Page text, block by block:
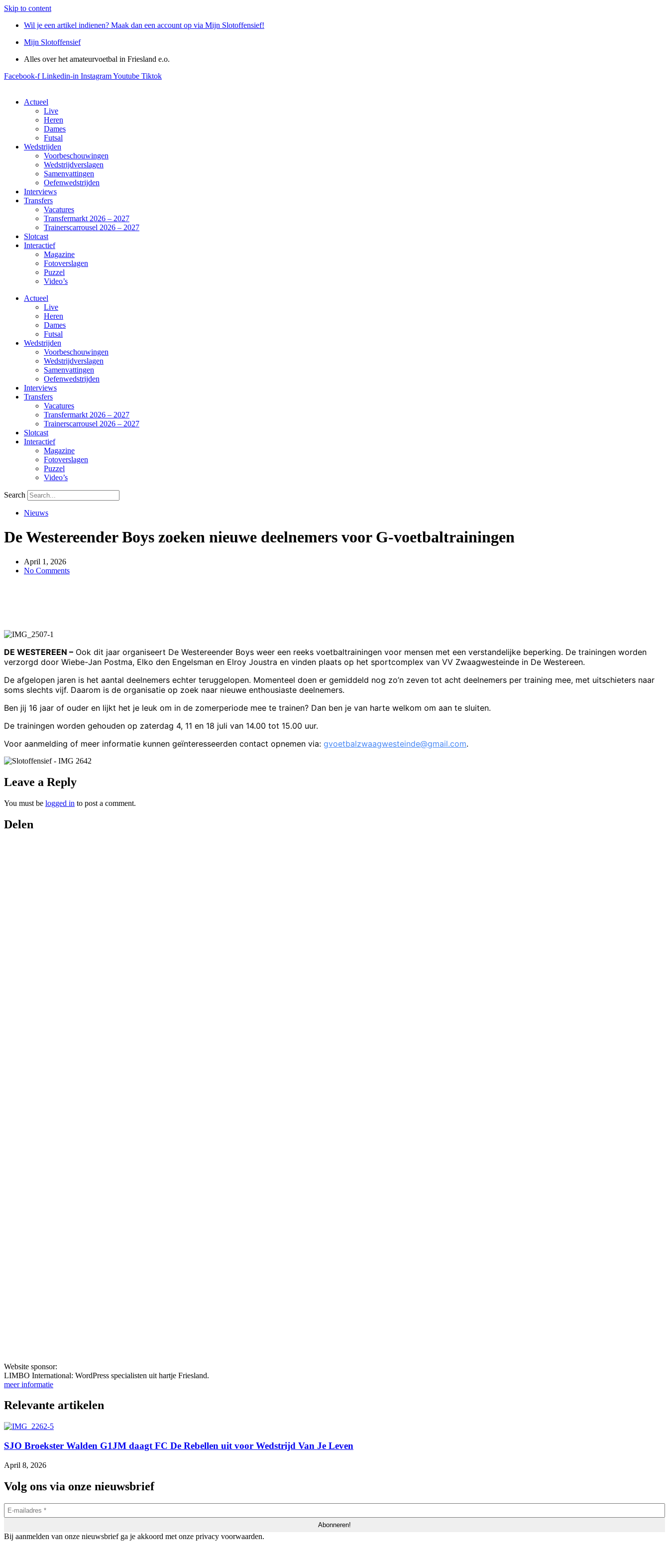
Skip to content
Wil je een artikel indienen? Maak dan een account op via Mijn Slotoffensief!
Mijn Slotoffensief
Alles over het amateurvoetbal in Friesland e.o.
Facebook-f Linkedin-in InstagramYoutube Tiktok
Actueel
Live
Heren
Dames
Futsal
Wedstrijden
Voorbeschouwingen
Wedstrijdverslagen
Samenvattingen
Oefenwedstrijden
Interviews
Transfers
Vacatures
Transfermarkt 2026 – 2027
Trainerscarrousel 2026 – 2027
Slotcast
Interactief
Magazine
Fotoverslagen
Puzzel
Video’s
Actueel
Live
Heren
Dames
Futsal
Wedstrijden
Voorbeschouwingen
Wedstrijdverslagen
Samenvattingen
Oefenwedstrijden
Interviews
Transfers
Vacatures
Transfermarkt 2026 – 2027
Trainerscarrousel 2026 – 2027
Slotcast
Interactief
Magazine
Fotoverslagen
Puzzel
Video’s
Search
Nieuws
De Westereender Boys zoeken nieuwe deelnemers voor G-voetbaltrainingen
April 1, 2026
No Comments
DE WESTEREEN – Ook dit jaar organiseert De Westereender Boys weer een reeks voetbaltrainingen voor mensen met een verstandelijke beperking. De trainingen worden
verzorgd door Wiebe-Jan Postma, Elko den Engelsman en Elroy Joustra en vinden plaats op het sportcomplex van VV Zwaagwesteinde in De Westereen.
De afgelopen jaren is het aantal deelnemers echter teruggelopen. Momenteel doen er gemiddeld nog zo’n zeven tot acht deelnemers per training mee, met uitschieters naar
soms slechts vijf. Daarom is de organisatie op zoek naar nieuwe enthousiaste deelnemers.
Ben jij 16 jaar of ouder en lijkt het je leuk om in de zomerperiode mee te trainen? Dan ben je van harte welkom om aan te sluiten.
De trainingen worden gehouden op zaterdag 4, 11 en 18 juli van 14.00 tot 15.00 uur.
Voor aanmelding of meer informatie kunnen geïnteresseerden contact opnemen via: gvoetbalzwaagwesteinde@gmail.com.
Leave a Reply
You must be logged in to post a comment.
Delen
Website sponsor:
LIMBO International: WordPress specialisten uit hartje Friesland.
meer informatie
Relevante artikelen
SJO Broekster Walden G1JM daagt FC De Rebellen uit voor Wedstrijd Van Je Leven
April 8, 2026
Volg ons via onze nieuwsbrief
Bij aanmelden van onze nieuwsbrief ga je akkoord met onze privacy voorwaarden.